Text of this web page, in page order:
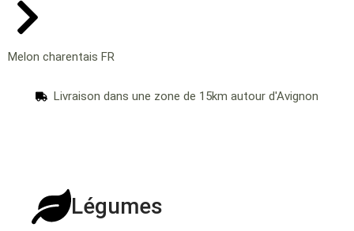
Melon charentais FR
Livraison dans une zone de 15km autour d'Avignon
Légumes